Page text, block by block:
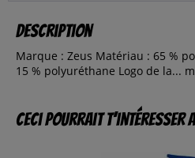
Description
Marque : Zeus Matériau : 65 %
15 % polyuréthane Logo de la...
Ceci pourrait t’intéresser